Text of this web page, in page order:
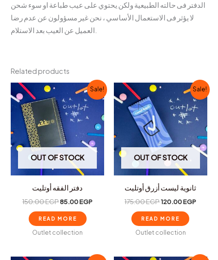
الدفتر فى حالته الطبيعية ولكن يحتوي على عيب طباعة او سوء شحن
لا يؤثر فى الاستعمال الأساسي ، نحن غير مسؤولون عن عدم رضا
Related products
Sale!
OUT OF STOCK
دفتر الفقه أوتليت
150.00EGP
Original
price
was:
150.00 EGP.
85.00EGP
Current
price
READ MORE
Outlet collection
Sale!
OUT OF STOCK
ثانوية ليست أزرق أوتليت
175.00EGP
Original
price
was:
175.00 EGP.
120.00EGP
price
is:
120.00
READ MORE
Outlet collection